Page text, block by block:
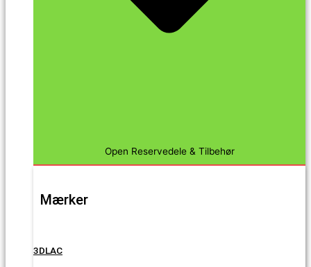
Open Reservedele & Tilbehør
Mærker
3DLAC